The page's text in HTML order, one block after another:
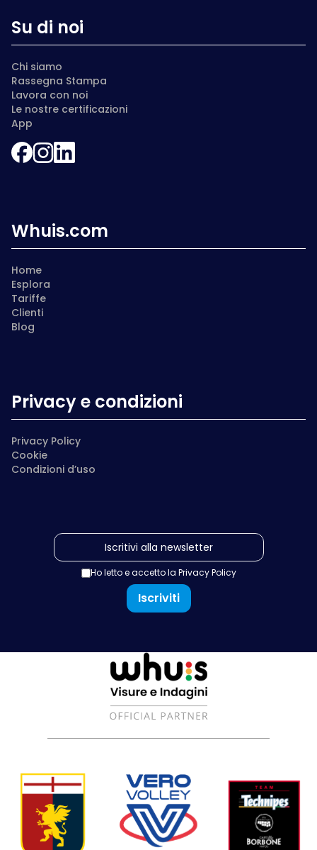
Su di noi
Chi siamo
Rassegna Stampa
Lavora con noi
Le nostre certificazioni
App
Whuis.com
Home
Esplora
Tariffe
Clienti
Blog
Privacy e condizioni
Privacy Policy
Cookie
Condizioni d’uso
Ho letto e accetto la Privacy Policy
Iscriviti